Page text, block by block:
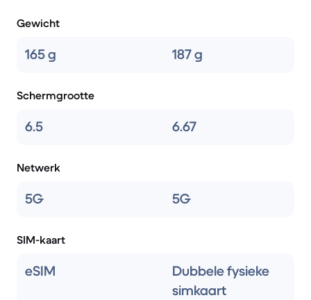
Gewicht
165 g 187 g
Schermgrootte
6.5 6.67
Netwerk
5G 5G
SIM-kaart
eSIM
Dubbele fysieke
simkaart